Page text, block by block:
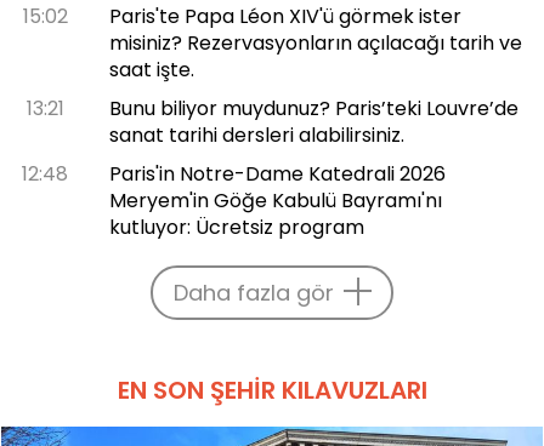
15:02
Paris'te Papa Léon XIV'ü görmek ister
misiniz? Rezervasyonların açılacağı tarih ve
saat işte.
13:21
Bunu biliyor muydunuz? Paris’teki Louvre’de
sanat tarihi dersleri alabilirsiniz.
12:48
Paris'in Notre-Dame Katedrali 2026
Meryem'in Göğe Kabulü Bayramı'nı
kutluyor: Ücretsiz program
Daha fazla gör
EN SON ŞEHIR KILAVUZLARI